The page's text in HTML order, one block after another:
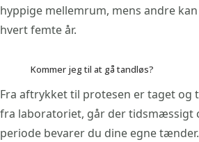
hyppige mellemrum, mens andre
hvert femte år.
Kommer jeg til at gå tandløs?
Fra aftrykket til protesen er taget
fra laboratoriet, går der tidsmæssigt
periode bevarer du dine egne